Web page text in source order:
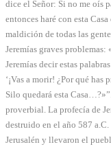
dice el Señor: Si no me oís
entonces haré con esta
maldición de todas las
Jeremías graves
Jeremías decir estas
‘¡Vas a morir! ¿Por qué
Silo quedará esta
proverbial. La profecía de
destruido en el año 587
Jerusalén y llevaron el